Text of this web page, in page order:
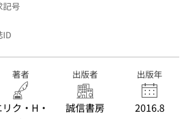
記号
ID
著者
ク・H・
出版者
誠信書房
出版年
2016.8